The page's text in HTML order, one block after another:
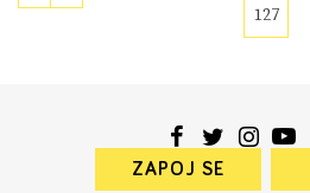
127
ZAPOJ SE